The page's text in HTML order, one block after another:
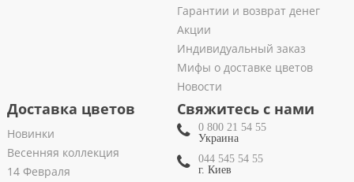
Гарантии и возврат денег
Акции
Индивидуальный заказ
Мифы о доставке цветов
Новости
Доставка цветов
Новинки
Весенняя коллекция
14 Февраля
Свяжитесь с нами
0 800 21 54 55
Украина
044 545 54 55
г. Киев